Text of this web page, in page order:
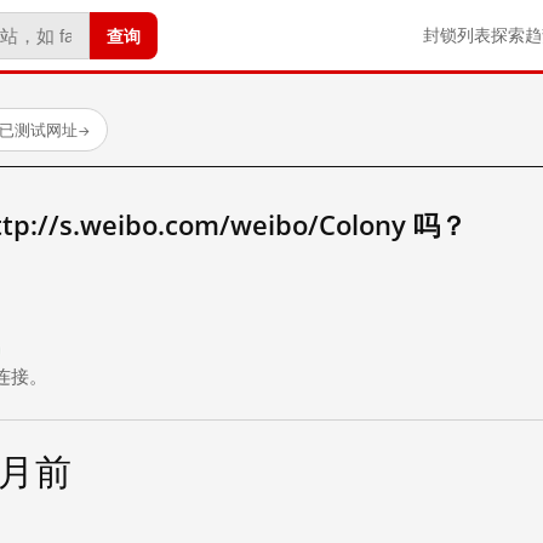
查询 封锁列表探索
测试网址→
s.weibo.com/weibo/Colony 吗？
。
前